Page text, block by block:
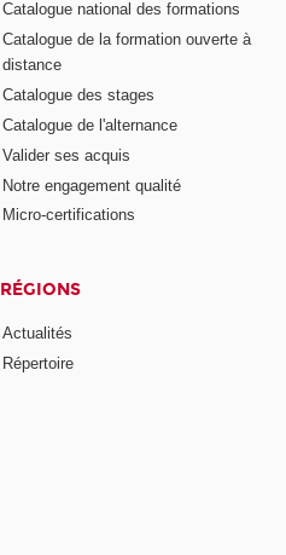
Catalogue national des formations
Catalogue de la formation ouverte à
distance
Catalogue des stages
Catalogue de l'alternance
Valider ses acquis
Notre engagement qualité
Micro-certifications
RÉGIONS
Actualités
Répertoire